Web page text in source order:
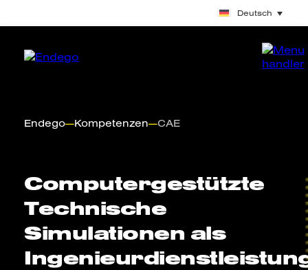
Deutsch
Endego—Kompetenzen—CAE
Computergestützte
Technische
Simulationen als